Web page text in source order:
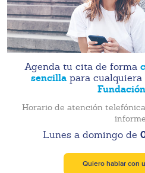
Agenda tu cita de forma
sencilla para cualquiera
Horario de atención
Lunes a domingo de
Quiero hablar con